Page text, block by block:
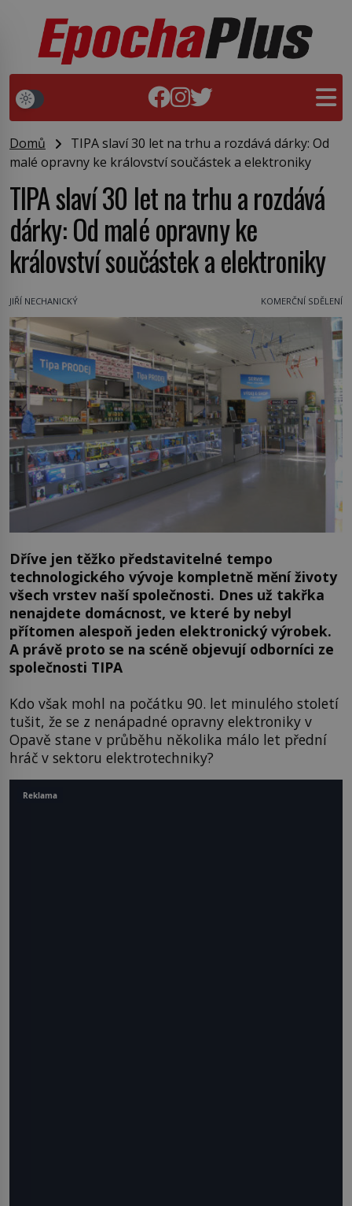
Domů
TIPA slaví 30 let na trhu a rozdává dárky: Od
malé opravny ke království součástek a elektroniky
TIPA slaví 30 let na trhu a rozdává
dárky: Od malé opravny ke
království součástek a elektroniky
JIŘÍ NECHANICKÝ KOMERČNÍ SDĚLENÍ
Dříve jen těžko představitelné tempo
technologického vývoje kompletně mění životy
všech vrstev naší společnosti. Dnes už takřka
nenajdete domácnost, ve které by nebyl
přítomen alespoň jeden elektronický výrobek.
A právě proto se na scéně objevují odborníci ze
společnosti TIPA
Kdo však mohl na počátku 90. let minulého století
tušit, že se z nenápadné opravny elektroniky v
Opavě stane v průběhu několika málo let přední
hráč v sektoru elektrotechniky?
Reklama